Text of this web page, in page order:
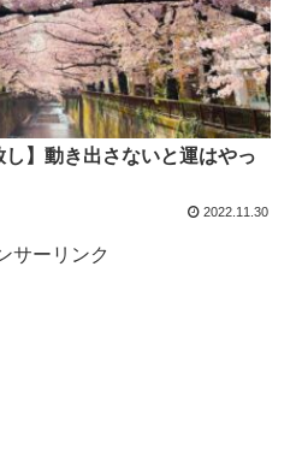
し】動き出さないと運はやっ
2022.11.30
サーリンク